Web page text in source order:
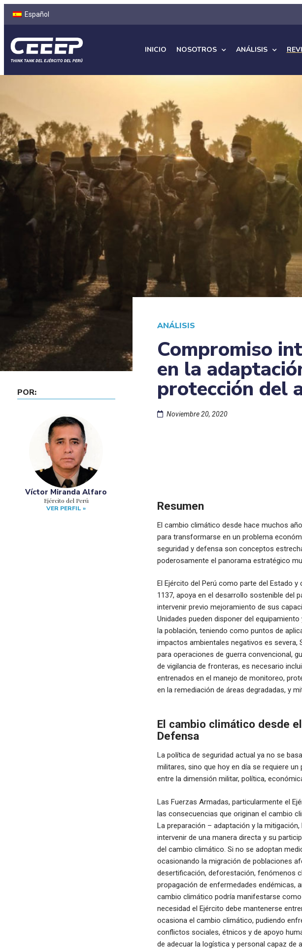
Español
INICIO NOSOTROS ANÁLISIS
POR:
Víctor Miranda Alfaro
Ejército del Perú
VER PERFIL »
ANÁLISIS
Compromiso
en la
protección del
Noviembre 20, 2020
Resumen
El cambio climático desde hace muchos
para transformarse en un problema
seguridad y defensa son conceptos
poderosamente el panorama estratégico
El Ejército del Perú como parte del Estado
1137, apoya en el desarrollo sostenible del
intervenir previo mejoramiento de sus
Unidades pueden disponer del
la población, teniendo como puntos de
impactos ambientales negativos es severa,
para operaciones de guerra convencional,
de vigilancia de fronteras, es necesario
entrenados en el manejo de monitoreo,
en la remediación de áreas degradadas, y
El cambio climático desde
Defensa
La política de seguridad actual ya no se
militares, sino que hoy en día se requiere
entre la dimensión militar, política,
Las Fuerzas Armadas, particularmente el
las consecuencias que originan el cambio
La preparación – adaptación y la
intervenir de una manera directa y su
del cambio climático. Si no se adoptan
ocasionando la migración de poblaciones
desertificación, deforestación, fenómenos
propagación de enfermedades endémicas,
cambio climático podría manifestarse
necesidad el Ejército debe mantenerse
ocasiona el cambio climático, pudiendo
conflictos sociales, étnicos y de apoyo
de adecuar la logística y personal capaz de